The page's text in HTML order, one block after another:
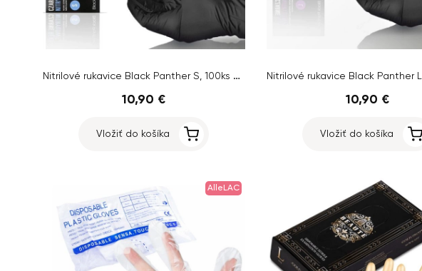
Nitrilové rukavice Black Panther S, 100ks - čierne
10,90 €
Vložiť do košíka
10,90 €
Vložiť do košíka
AlleLAC